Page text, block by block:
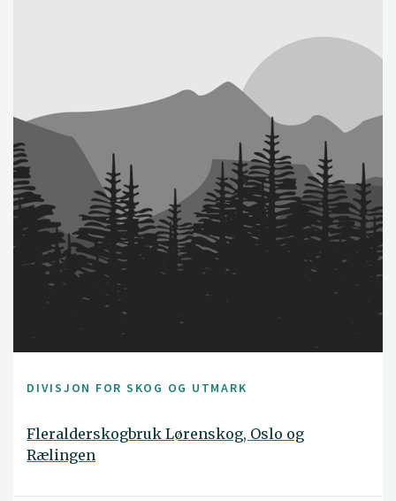
DIVISJON FOR SKOG OG UTMARK
Fleralderskogbruk Lørenskog, Oslo og
Rælingen